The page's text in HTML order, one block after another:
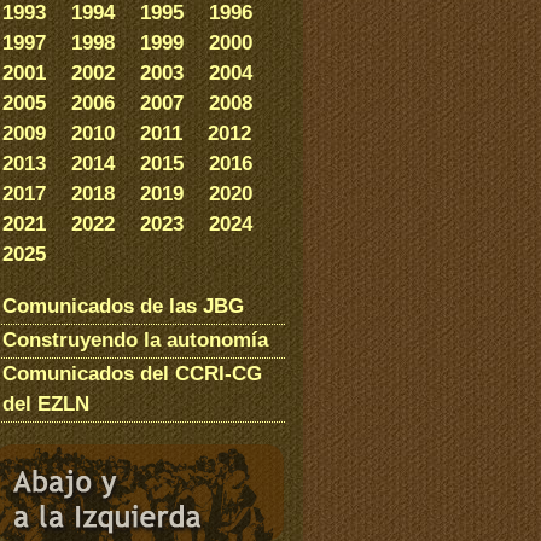
1993 1994 1995
1996
1997
1998 1999
2000
2001
2002 2003
2004
2005
2006 2007
2008
2009
2010 2011
2012
2013
2014 2015
2016
2017
2018 2019
2020
2021
2022 2023
2024
2025
Comunicados de las JBG
Construyendo la autonomía
Comunicados del CCRI-CG
del EZLN